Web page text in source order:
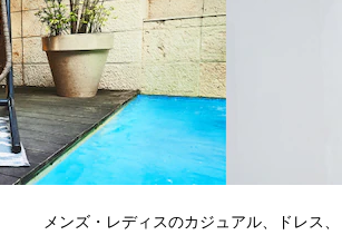
メンズ・レディスのカジュアル、ドレス